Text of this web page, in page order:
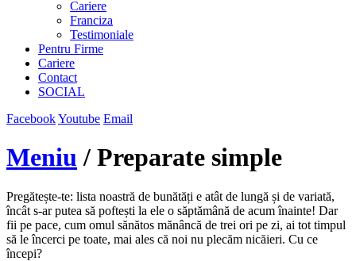
Cariere
Franciza
Testimoniale
Pentru Firme
Cariere
Contact
SOCIAL
FacebookYoutube Email
Meniu / Preparate simple
Pregătește-te: lista noastră de bunătăți e atât de lungă și de variată,
încât s-ar putea să poftești la ele o săptămână de acum înainte! Dar
fii pe pace, cum omul sănătos mănâncă de trei ori pe zi, ai tot timpul
să le încerci pe toate, mai ales că noi nu plecăm nicăieri. Cu ce
începi?